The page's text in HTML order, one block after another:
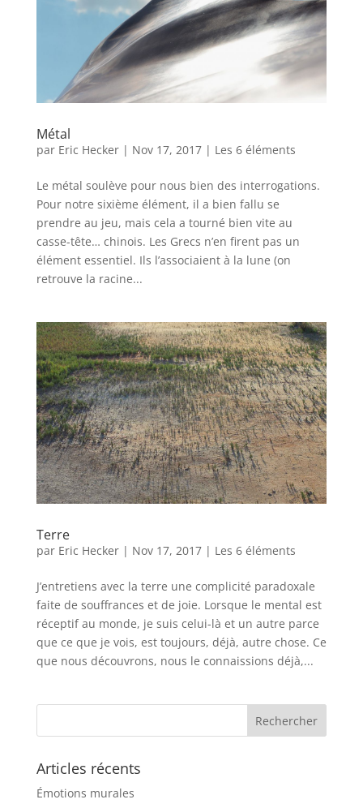
Métal
par Eric Hecker| Nov 17, 2017| Les 6 éléments
Le métal soulève pour nous bien des interrogations.
Pour notre sixième élément, il a bien fallu se
prendre au jeu, mais cela a tourné bien vite au
casse-tête… chinois. Les Grecs n’en firent pas un
élément essentiel. Ils l’associaient à la lune (on
retrouve la racine...
Terre
par Eric Hecker| Nov 17, 2017| Les 6 éléments
J’entretiens avec la terre une complicité paradoxale
faite de souffrances et de joie. Lorsque le mental est
réceptif au monde, je suis celui-là et un autre parce
que ce que je vois, est toujours, déjà, autre chose. Ce
que nous découvrons, nous le connaissions déjà,...
Articles récents
Émotions murales